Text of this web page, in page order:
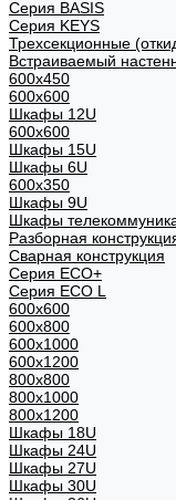
Cерия BASIS
Cерия KEYS
Трехсекционные
Встраиваемый
600x450
600x600
Шкафы 12U
600x600
Шкафы 15U
Шкафы 6U
600x350
Шкафы 9U
Шкафы
Разборная
Сварная конструкция
Серия ECO+
Серия ECO L
600x600
600x800
600х1000
600х1200
800x800
800х1000
800х1200
Шкафы 18U
Шкафы 24U
Шкафы 27U
Шкафы 30U